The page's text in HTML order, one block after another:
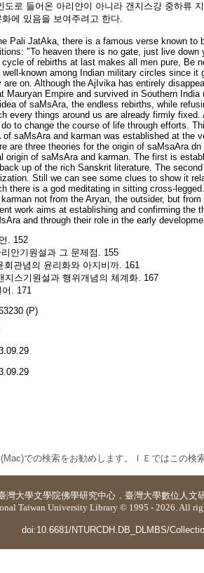
도로 들어온 아리얀이 아니라 갠지스강 중하류
화에 있음을 보여주려고 한다.
Pali JatAka, there is a famous verse known
"To heaven there is no gate, just live
cycle of rebirths at last makes all men pure, Be
well-known among Indian military circles since
are on. Although the AjIvika has entirely
Mauryan Empire and survived in Southern
of saMsAra, the endless rebirths, while
every things around us are already firmly
to change the course of life through efforts.
of saMsAra and karman was established at the
are three theories for the origin of saMsaAra
origin of saMsAra and karman. The first is
up of the rich Sanskrit literature. The
Still we can see some clues to show it
there is a god meditating in sitting cross-
not from the Aryan, the outsider, but
work aims at establishing and confirming the
and through their role in the early
. 152
리안기원설과 그 문제점. 155
회관념의 윤리화와 아지비까. 161
지스기원설과 행위개념의 체계화. 167
. 171
(P)
での検索をお勧めします。ＩＥではこの検
灣大學文學院佛學研究中心 ． 臺灣大學數位人文
Taiwan University Library © 1995 - 2026. All
doi:10.6681/NTURCDH.DB_DLMBS/